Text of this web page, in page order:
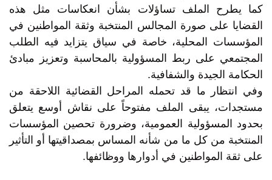
كما يطرح الملف تساؤلات بشأن انعكاسات مثل هذه
القضايا على صورة المجالس المنتخبة وثقة المواطنين في
المؤسسات المحلية، خاصة في سياق يتزايد فيه الطلب
المجتمعي على ربط المسؤولية بالمحاسبة وتعزيز مبادئ
الحكامة الجيدة والشفافية.
وفي انتظار ما قد تحمله المراحل القضائية اللاحقة من
مستجدات، يبقى الملف مفتوحاً على نقاش أوسع يتعلق
بحدود المسؤولية العمومية، وضرورة تحصين المؤسسات
المنتخبة من كل ما من شأنه المساس بمصداقيتها أو التأثير
على ثقة المواطنين في أدوارها ووظائفها.